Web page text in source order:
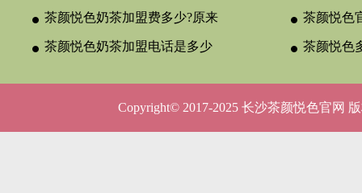
颈？
茶颜悦色奶茶加盟费多少?原来
与合作类型
茶颜悦色
晚吗？
茶颜悦色奶茶加盟电话是多少 茶颜悦色
Copyright© 2017-2025 长沙茶颜悦色官网